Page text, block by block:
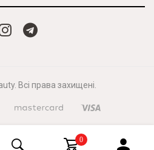
Всі права захищені.